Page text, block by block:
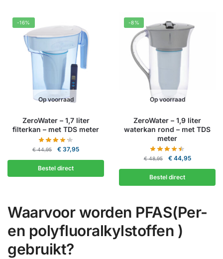
-16%
Op voorraad
ZeroWater – 1,7 liter
filterkan – met TDS meter
€44,95
Oorspronkelijke
prijs
was:
€ 44,95.
€ 37,95Huidige
prijs
€ 37,95.
Bestel direct
-8%
Op voorraad
ZeroWater – 1,9 liter
waterkan rond – met TDS
meter
€48,95
Oorspronkelijke
prijs
was:
€ 48,95.
€44,95Huidige
prijs
€ 44,95.
Bestel direct
Waarvoor worden PFAS(Per-
en polyfluoralkylstoffen )
gebruikt?